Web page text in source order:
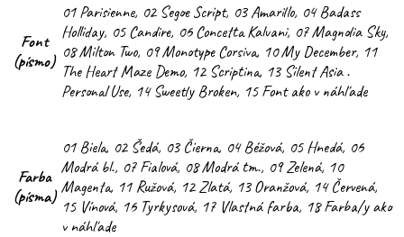
Font
(písmo)
01 Parisienne, 02 Segoe Script, 03 Amarillo, 04 Badass
Holliday, 05 Candire, 06 Concetta Kalvani, 07 Magnolia Sky,
08 Milton Two, 09 Monotype Corsiva, 10 My December, 11
The Heart Maze Demo, 12 Scriptina, 13 Silent Asia .
Personal Use, 14 Sweetly Broken, 15 Font ako v náhľade
Farba
(písma)
01 Biela, 02 Šedá, 03 Čierna, 04 Béžová, 05 Hnedá, 06
Modrá bl., 07 Fialová, 08 Modrá tm., 09 Zelená, 10
Magenta, 11 Ružová, 12 Zlatá, 13 Oranžová, 14 Červená,
15 Vínová, 16 Tyrkysová, 17 Vlastná farba, 18 Farba/y ako
v náhľade